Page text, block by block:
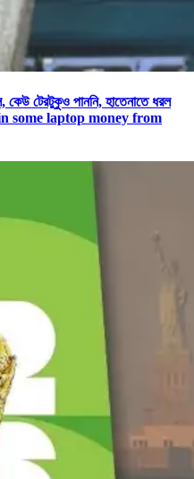
টেরটুকুও পাননি, হাতেনাতে ধরল
some laptop money from